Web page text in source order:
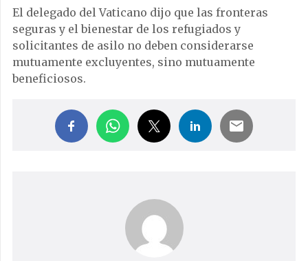
El delegado del Vaticano dijo que las fronteras
seguras y el bienestar de los refugiados y
solicitantes de asilo no deben considerarse
mutuamente excluyentes, sino mutuamente
beneficiosos.